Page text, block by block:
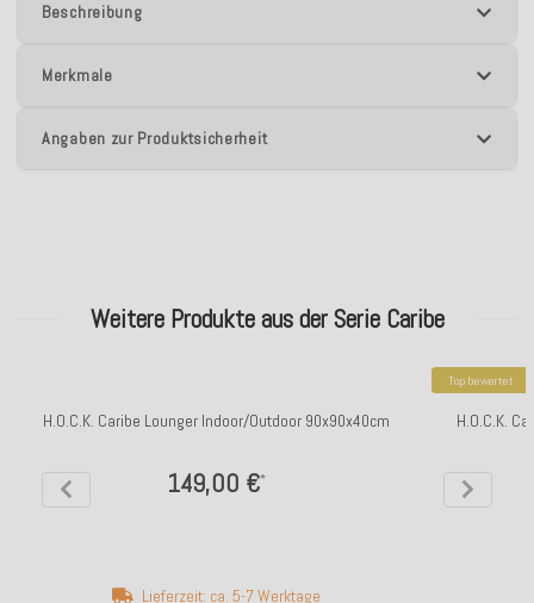
Beschreibung
Merkmale
Angaben zur Produktsicherheit
Weitere Produkte aus der Serie Caribe
H.O.C.K. Caribe Lounger Indoor/Outdoor 90x90x40cm
149,00 €*
Lieferzeit: ca. 5-7 Werktage
Top bewertet
H.O.C.K.